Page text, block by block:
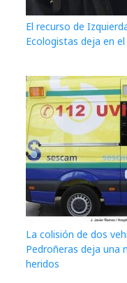
El recurso de
Ecologistas deja en
La colisión de dos
Pedroñeras deja una
heridos